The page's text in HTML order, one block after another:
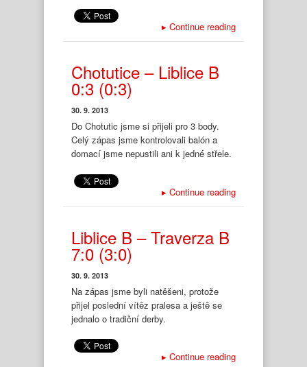
▸ Continue reading
Chotutice – Liblice B
0:3 (0:3)
30. 9. 2013
Do Chotutic jsme si přijeli pro 3 body.
Celý zápas jsme kontrolovali balón a
domací jsme nepustili ani k jedné střele.
▸ Continue reading
Liblice B – Traverza B
7:0 (3:0)
30. 9. 2013
Na zápas jsme byli natěšeni, protože
přijel poslední vítěz pralesa a ještě se
jednalo o tradiční derby.
▸ Continue reading